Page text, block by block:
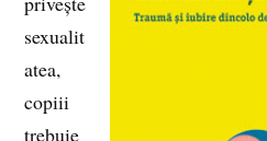
sexualit
atea,
copiii
trebuie